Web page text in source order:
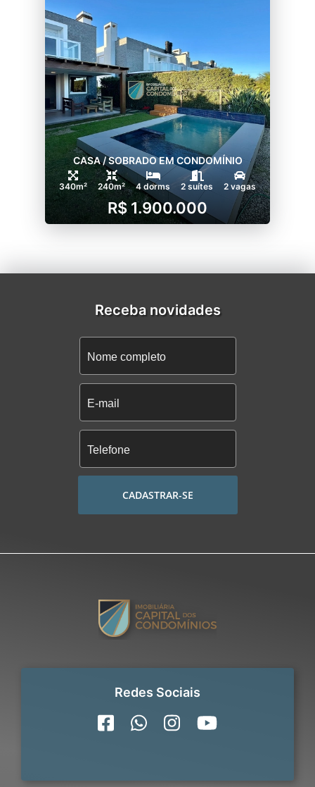
CASA / SOBRADO EM CONDOMÍNIO
340m² 240m² 4 dorms 2 suítes 2 vagas
R$ 1.900.000
Receba novidades
CADASTRAR-SE
Redes Sociais